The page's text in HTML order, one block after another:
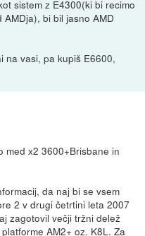
sistem z E4300(ki bi recimo
bi bil jasno AMD
na vasi, pa kupiš E6600,
med x2 3600+Brisbane in
da naj bi se vsem
2 v drugi četrtini leta 2007
zagotovil večji tržni delež
AM2+ oz. K8L. Za